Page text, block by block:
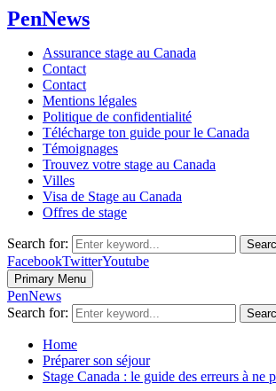
PenNews
Assurance stage au Canada
Contact
Contact
Mentions légales
Politique de confidentialité
Télécharge ton guide pour le Canada
Témoignages
Trouvez votre stage au Canada
Villes
Visa de Stage au Canada
Offres de stage
Search for:
FacebookTwitterYoutube
Primary Menu
PenNews
Search for:
Home
Préparer son séjour
Stage Canada : le guide des erreurs à ne